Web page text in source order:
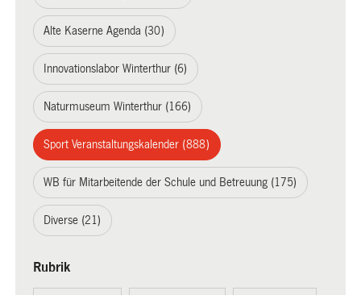
Alte Kaserne Agenda (30)
Innovationslabor Winterthur (6)
Naturmuseum Winterthur (166)
Sport Veranstaltungskalender (888)
WB für Mitarbeitende der Schule und Betreuung (175)
Diverse (21)
Rubrik